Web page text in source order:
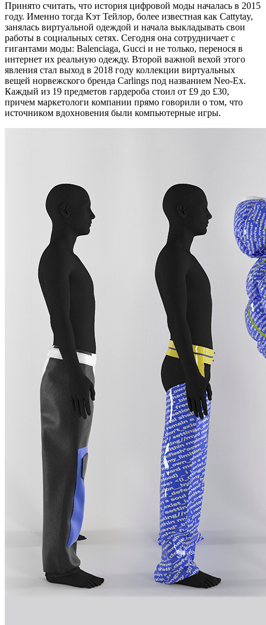
Принято считать, что история цифровой моды началась в 2015
году. Именно тогда Кэт Тейлор, более известная как Cattytay,
занялась виртуальной одеждой и начала выкладывать свои
работы в социальных сетях. Сегодня она сотрудничает с
гигантами моды: Balenciaga, Gucci и не только, перенося в
интернет их реальную одежду. Второй важной вехой этого
явления стал выход в 2018 году коллекции виртуальных
вещей норвежского бренда Carlings под названием Neo-Ex.
Каждый из 19 предметов гардероба стоил от £9 до £30,
причем маркетологи компании прямо говорили о том, что
источником вдохновения были компьютерные игры.